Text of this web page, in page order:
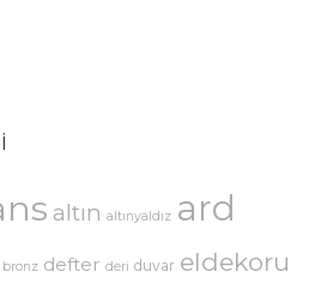
altın altınyaldız ard
bronz defter deri duvar eldekoru